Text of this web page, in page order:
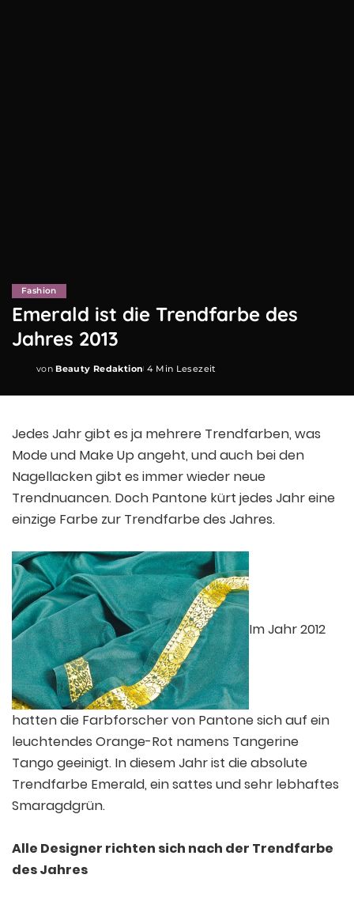
Fashion
Emerald ist die Trendfarbe des
Jahres 2013
Posted
von Beauty Redaktion 4 Min Lesezeit
Jedes Jahr gibt es ja mehrere Trendfarben, was
Mode und Make Up angeht, und auch bei den
Nagellacken gibt es immer wieder neue
Trendnuancen. Doch Pantone kürt jedes Jahr eine
einzige Farbe zur Trendfarbe des Jahres.
Im Jahr 2012
hatten die Farbforscher von Pantone sich auf ein
leuchtendes Orange-Rot namens Tangerine
Tango geeinigt. In diesem Jahr ist die absolute
Trendfarbe Emerald, ein sattes und sehr lebhaftes
Smaragdgrün.
Alle Designer richten sich nach der Trendfarbe
des Jahres